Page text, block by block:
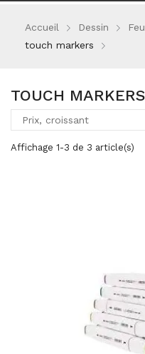
Accueil Dessin
touch markers
TOUCH MARKERS
Prix, croissant
Affichage 1-3 de 3 article(s)